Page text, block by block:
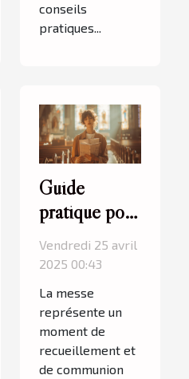
conseils
pratiques...
Guide
pratique pour
planifier
votre visite à
la messe
Vendredi 25 avril
2025 00:43
La messe
représente un
moment de
recueillement et
de communion